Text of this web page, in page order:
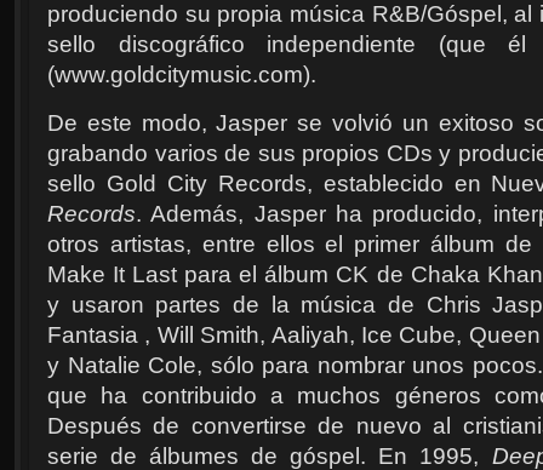
produciendo su propia música R&B/Góspel,
sello discográfico independiente (que
(www.goldcitymusic.com).
De este modo, Jasper se volvió un exitoso
grabando varios de sus propios CDs y
sello Gold City Records, establecido en
Records. Además, Jasper ha producido,
otros artistas, entre ellos el primer álbum
Make It Last para el álbum CK de Chaka
y usaron partes de la música de Chris
Fantasia , Will Smith, Aaliyah, Ice Cube,
y Natalie Cole, sólo para nombrar unos
que ha contribuido a muchos géneros
Después de convertirse de nuevo al
serie de álbumes de góspel. En 1995,